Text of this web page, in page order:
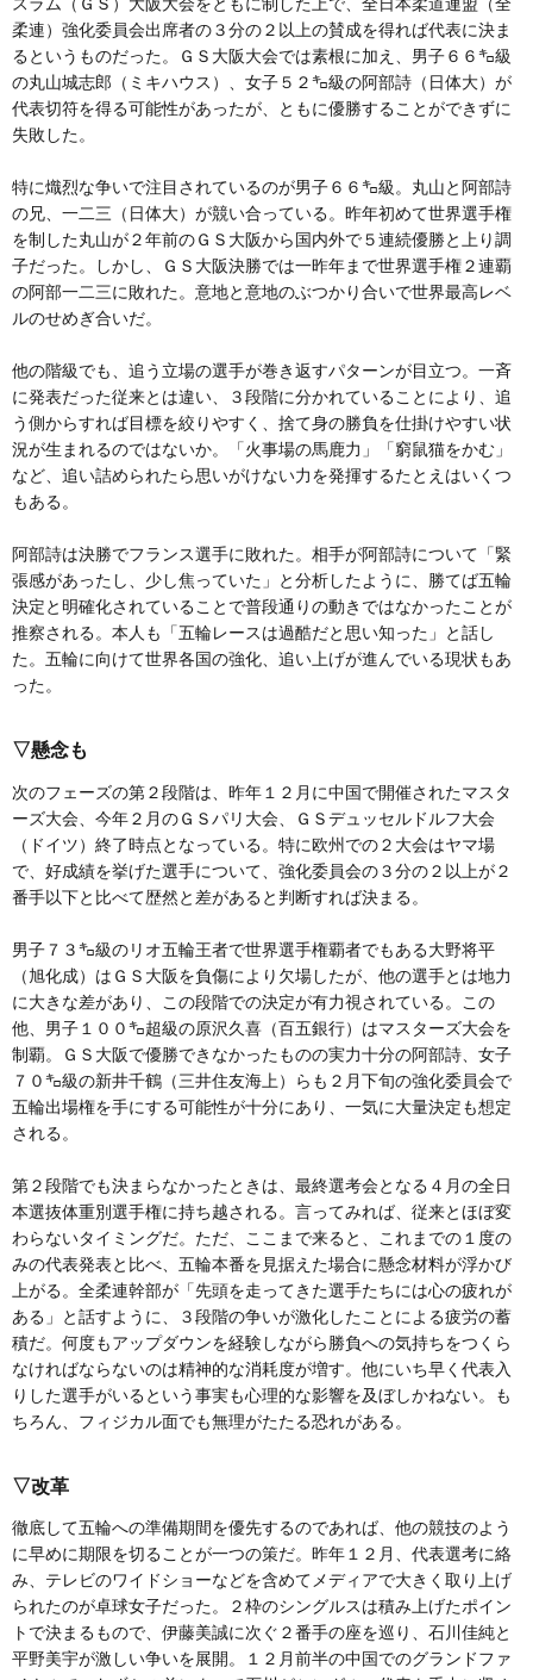
スラム（ＧＳ）大阪大会をともに制した上で、全日本柔道連盟（全
柔連）強化委員会出席者の３分の２以上の賛成を得れば代表に決ま
るというものだった。ＧＳ大阪大会では素根に加え、男子６６㌔級
の丸山城志郎（ミキハウス）、女子５２㌔級の阿部詩（日体大）が
代表切符を得る可能性があったが、ともに優勝することができずに
失敗した。
特に熾烈な争いで注目されているのが男子６６㌔級。丸山と阿部詩
の兄、一二三（日体大）が競い合っている。昨年初めて世界選手権
を制した丸山が２年前のＧＳ大阪から国内外で５連続優勝と上り調
子だった。しかし、ＧＳ大阪決勝では一昨年まで世界選手権２連覇
の阿部一二三に敗れた。意地と意地のぶつかり合いで世界最高レベ
ルのせめぎ合いだ。
他の階級でも、追う立場の選手が巻き返すパターンが目立つ。一斉
に発表だった従来とは違い、３段階に分かれていることにより、追
う側からすれば目標を絞りやすく、捨て身の勝負を仕掛けやすい状
況が生まれるのではないか。「火事場の馬鹿力」「窮鼠猫をかむ」
など、追い詰められたら思いがけない力を発揮するたとえはいくつ
もある。
阿部詩は決勝でフランス選手に敗れた。相手が阿部詩について「緊
張感があったし、少し焦っていた」と分析したように、勝てば五輪
決定と明確化されていることで普段通りの動きではなかったことが
推察される。本人も「五輪レースは過酷だと思い知った」と話し
た。五輪に向けて世界各国の強化、追い上げが進んでいる現状もあ
った。
▽懸念も
次のフェーズの第２段階は、昨年１２月に中国で開催されたマスタ
ーズ大会、今年２月のＧＳパリ大会、ＧＳデュッセルドルフ大会
（ドイツ）終了時点となっている。特に欧州での２大会はヤマ場
で、好成績を挙げた選手について、強化委員会の３分の２以上が２
番手以下と比べて歴然と差があると判断すれば決まる。
男子７３㌔級のリオ五輪王者で世界選手権覇者でもある大野将平
（旭化成）はＧＳ大阪を負傷により欠場したが、他の選手とは地力
に大きな差があり、この段階での決定が有力視されている。この
他、男子１００㌔超級の原沢久喜（百五銀行）はマスターズ大会を
制覇。ＧＳ大阪で優勝できなかったものの実力十分の阿部詩、女子
７０㌔級の新井千鶴（三井住友海上）らも２月下旬の強化委員会で
五輪出場権を手にする可能性が十分にあり、一気に大量決定も想定
される。
第２段階でも決まらなかったときは、最終選考会となる４月の全日
本選抜体重別選手権に持ち越される。言ってみれば、従来とほぼ変
わらないタイミングだ。ただ、ここまで来ると、これまでの１度の
みの代表発表と比べ、五輪本番を見据えた場合に懸念材料が浮かび
上がる。全柔連幹部が「先頭を走ってきた選手たちには心の疲れが
ある」と話すように、３段階の争いが激化したことによる疲労の蓄
積だ。何度もアップダウンを経験しながら勝負への気持ちをつくら
なければならないのは精神的な消耗度が増す。他にいち早く代表入
りした選手がいるという事実も心理的な影響を及ぼしかねない。も
ちろん、フィジカル面でも無理がたたる恐れがある。
▽改革
徹底して五輪への準備期間を優先するのであれば、他の競技のよう
に早めに期限を切ることが一つの策だ。昨年１２月、代表選考に絡
み、テレビのワイドショーなどを含めてメディアで大きく取り上げ
られたのが卓球女子だった。２枠のシングルスは積み上げたポイン
トで決まるもので、伊藤美誠に次ぐ２番手の座を巡り、石川佳純と
平野美宇が激しい争いを展開。１２月前半の中国でのグランドファ